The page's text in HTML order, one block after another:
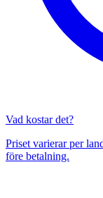
Vad kostar det?
Priset varierar per
före betalning.